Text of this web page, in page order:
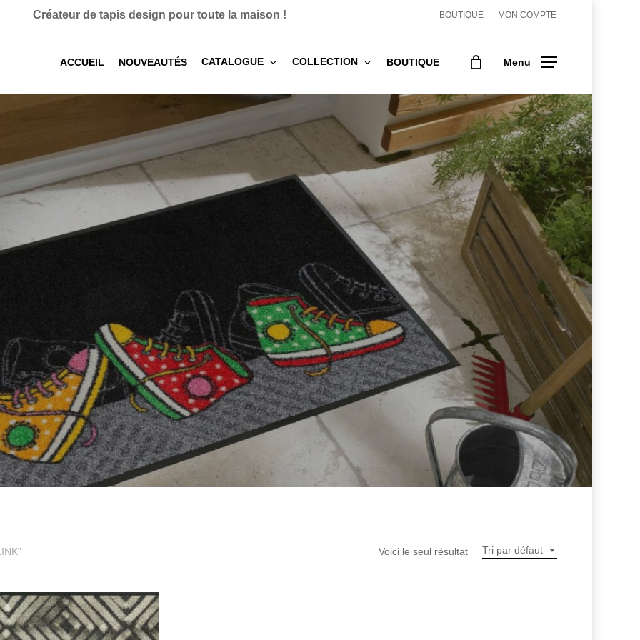
Créateur de tapis design pour toute la maison ! BOUTIQUE MON COMPTE
ACCUEIL NOUVEAUTÉS CATALOGUE COLLECTION BOUTIQUE Menu
Tri par défaut
Voici le seul résultat